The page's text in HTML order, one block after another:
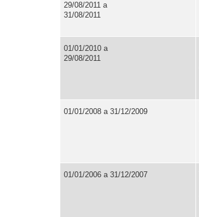
29/08/2011 a
31/08/2011
01/01/2010 a
29/08/2011
01/01/2008 a 31/12/2009
01/01/2006 a 31/12/2007